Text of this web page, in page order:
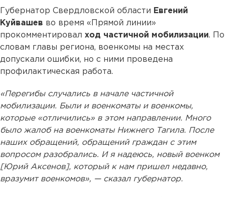
Губернатор Свердловской области Евгений
Куйвашев во время «Прямой линии»
прокомментировал ход частичной мобилизации. По
словам главы региона, военкомы на местах
допускали ошибки, но с ними проведена
профилактическая работа.
«Перегибы случались в начале частичной
мобилизации. Были и военкоматы и военкомы,
которые «отличились» в этом направлении. Много
было жалоб на военкоматы Нижнего Тагила. После
наших обращений, обращений граждан с этим
вопросом разобрались. И я надеюсь, новый военком
[Юрий Аксенов], который к нам пришел недавно,
вразумит военкомов», — сказал губернатор.